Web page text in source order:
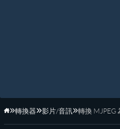
首頁
轉換器 影片/音訊 轉換 MJPEG